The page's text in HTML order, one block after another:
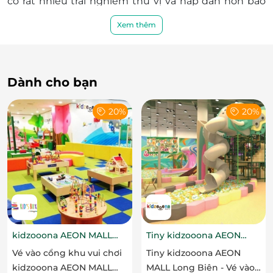
Xem thêm
Dành cho bạn
20%
kidzooona AEON MALL
Hải Phòng 3F
Vé vào cổng khu vui chơi
kidzooona AEON MALL
20%
Tiny kidzooona AEON
MALL Long Biên
Tiny kidzooona AEON
MALL Long Biên - Vé vào